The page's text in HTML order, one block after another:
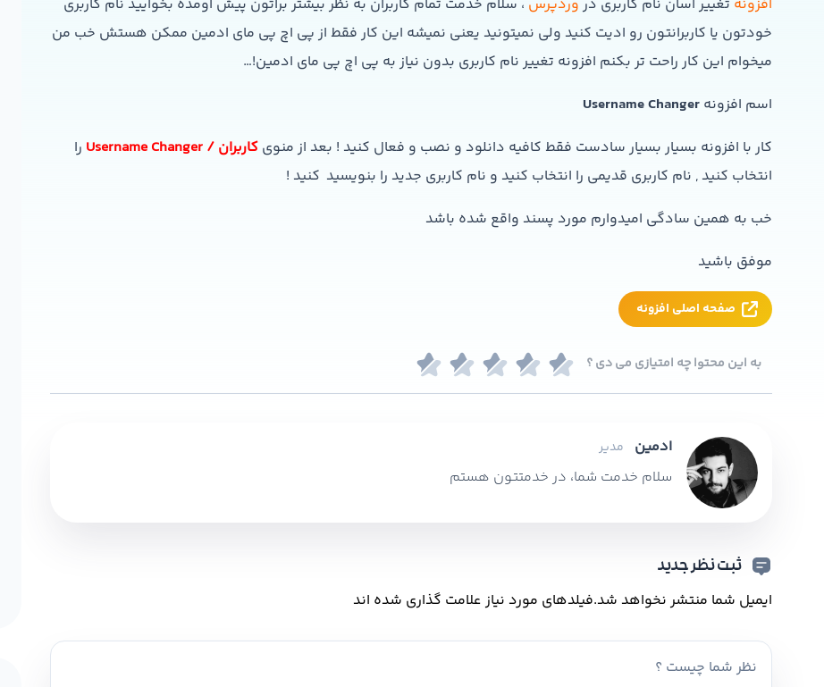
افزونه تغییر آسان نام کاربری در وردپرس ، سلام خدمت تمام کاربران به نظر بیشتر براتون پیش اومده بخوایید نام کاربری
خودتون یا کاربرانتون رو ادیت کنید ولی نمیتونید یعنی نمیشه این کار فقط از پی اچ پی مای ادمین ممکن هستش خب من
میخوام این کار راحت تر بکنم افزونه تغییر نام کاربری بدون نیاز به پی اچ پی مای ادمین!…
اسم افزونه Username Changer
کار با افزونه بسیار بسیار سادست فقط کافیه دانلود و نصب و فعال کنید ! بعد از منوی کاربران / Username Changer
را
انتخاب کنید , نام کاربری قدیمی را انتخاب کنید و نام کاربری جدید را بنویسید کنید !
خب به همین سادگی امیدوارم مورد پسند واقع شده باشد
موفق باشید
صفحه اصلی افزونه
به این محتوا چه امتیازی می دی ؟
ادمین مدیر
سلام خدمت شما، در خدمتتون هستم
ثبت نظر جدید
ایمیل شما منتشر نخواهد شد.فیلدهای مورد نیاز علامت گذاری شده اند